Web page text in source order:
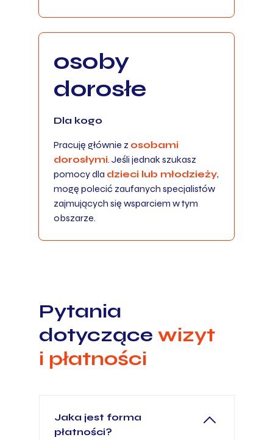
osoby
dorosłe
Pracuję głównie z osobami
dorosłymi. Jeśli jednak szukasz
pomocy dla dzieci lub młodzieży,
mogę polecić zaufanych specjalistów
zajmujących się wsparciem w tym
obszarze.
Dla kogo
Pytania
dotyczące wizyt
i płatności
Jaka jest forma
płatności?